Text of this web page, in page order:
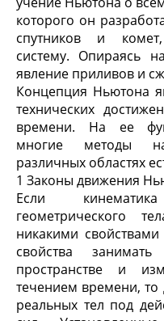
которого он
спутников и
систему. Опираясь
явление приливов и
Концепция Ньютона
технических
времени. На ее
многие методы
различных областях
1 Законы движения
Если
геометрического
никакими
свойства
пространстве и
течением времени,
реальных тел под